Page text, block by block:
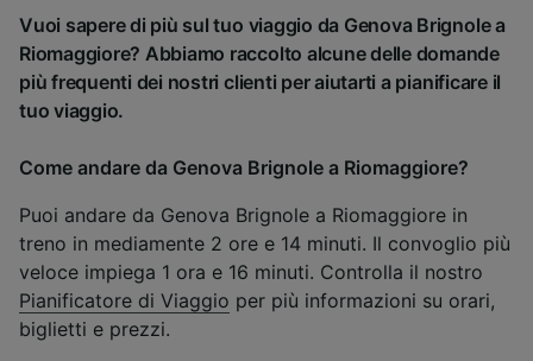
Vuoi sapere di più sul tuo viaggio da Genova Brignole a
Riomaggiore? Abbiamo raccolto alcune delle domande
più frequenti dei nostri clienti per aiutarti a pianificare il
tuo viaggio.
Come andare da Genova Brignole a Riomaggiore?
Puoi andare da Genova Brignole a Riomaggiore in
treno in mediamente 2 ore e 14 minuti. Il convoglio più
veloce impiega 1 ora e 16 minuti. Controlla il nostro
Pianificatore di Viaggio per più informazioni su orari,
biglietti e prezzi.